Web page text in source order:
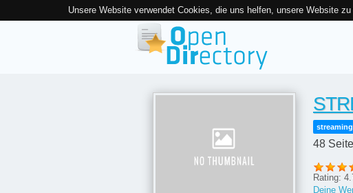
Unsere Website verwendet Cookies, die uns helfen, unsere Website
48
Rating:
Deine